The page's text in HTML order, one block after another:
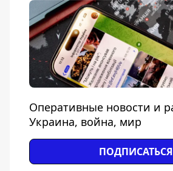
Оперативные новости и
Украина, война, мир
ПОДПИСАТЬСЯ